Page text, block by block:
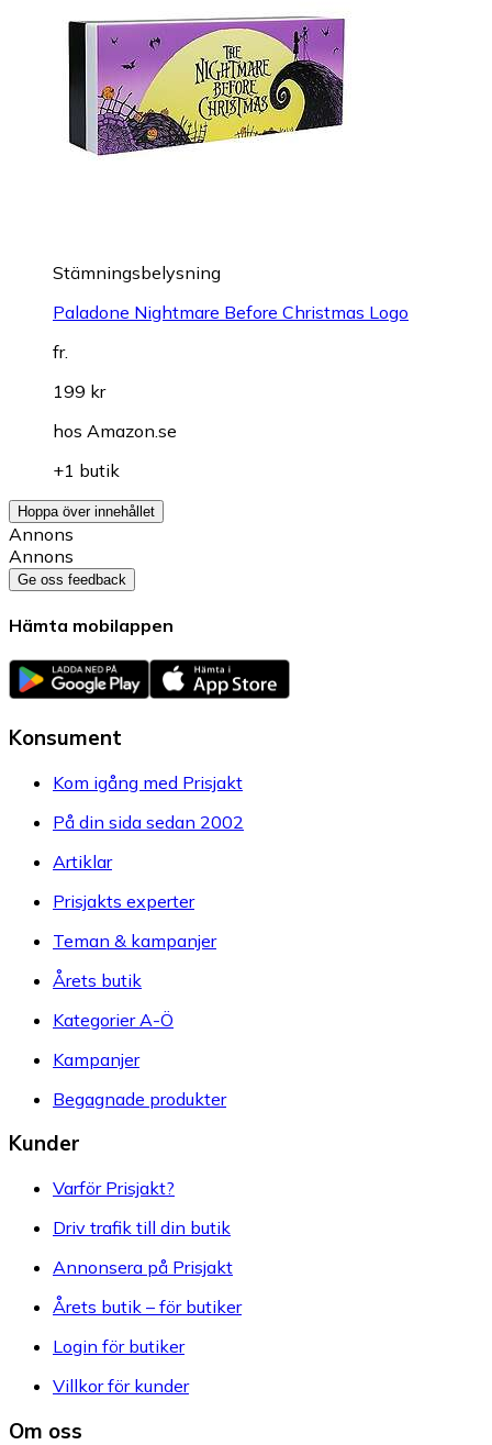
Stämningsbelysning
Paladone Nightmare Before Christmas Logo
fr.
199 kr
hos Amazon.se
+1 butik
Hoppa över innehållet
Annons
Annons
Ge oss feedback
Hämta mobilappen
Konsument
Kom igång med Prisjakt
På din sida sedan 2002
Artiklar
Prisjakts experter
Teman & kampanjer
Årets butik
Kategorier A-Ö
Kampanjer
Begagnade produkter
Kunder
Varför Prisjakt?
Driv trafik till din butik
Annonsera på Prisjakt
Årets butik – för butiker
Login för butiker
Villkor för kunder
Om oss